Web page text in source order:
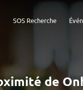
SOS Recherche
de